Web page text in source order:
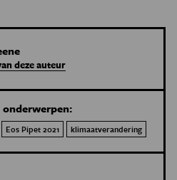
deze auteur
Eos Pipet 2021 klimaatverandering